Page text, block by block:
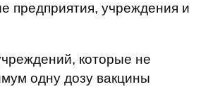
предприятия, учреждения и
которые не
одну дозу вакцины